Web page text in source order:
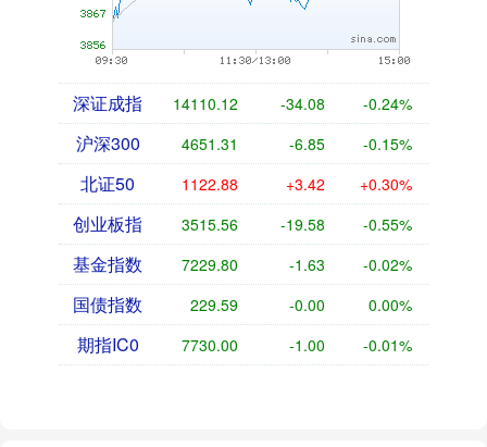
深证成指 14110.12 -34.08 -0.24%
沪深300 4651.31 -6.85 -0.15%
北证50 1122.88 +3.42 +0.30%
创业板指 3515.56 -19.58 -0.55%
基金指数 7229.80 -1.63 -0.02%
国债指数 229.59 -0.00 0.00%
期指IC0 7730.00 -1.00 -0.01%